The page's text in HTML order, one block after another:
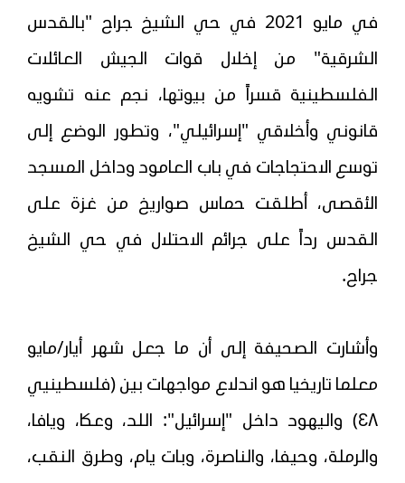
في مايو 2021 في حي الشيخ جراح "بالقدس
الشرقية" من إخلال قوات الجيش العائلات
الفلسطينية قسراً من بيوتها، نجم عنه تشويه
قانوني وأخلاقي "إسرائيلي"، وتطور الوضع إلى
توسع الاحتجاجات في باب العامود وداخل المسجد
الأقصى، أطلقت حماس صواريخ من غزة على
القدس رداً على جرائم الاحتلال في حي الشيخ
جراح.
وأشارت الصحيفة إلى أن ما جعل شهر أيار/مايو
معلما تاريخيا هو اندلاع مواجهات بين (فلسطينيي
٤٨) واليهود داخل "إسرائيل": اللد، وعكا، ويافا،
والرملة، وحيفا، والناصرة، وبات يام، وطرق النقب،